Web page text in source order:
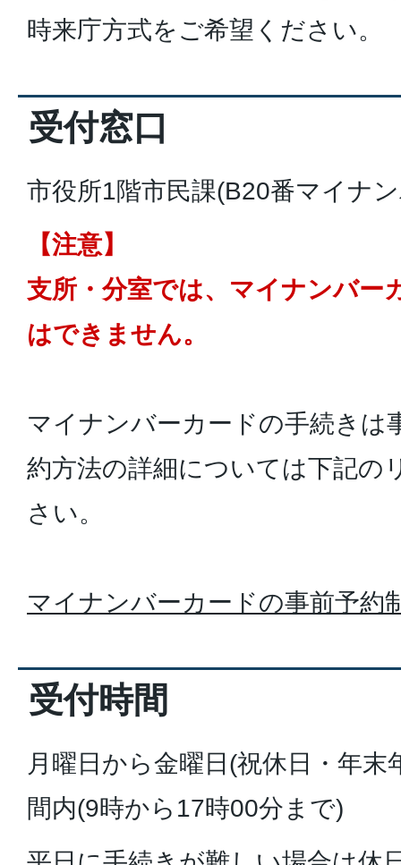
時来庁方式をご希望ください。
受付窓口
市役所1階市民課(B20番マイナ
【注意】
支所・分室では、マイナンバー
はできません。
マイナンバーカードの手続きは
約方法の詳細については下記の
さい。
マイナンバーカードの事前予約
受付時間
月曜日から金曜日(祝休日・年末
間内(9時から17時00分まで)